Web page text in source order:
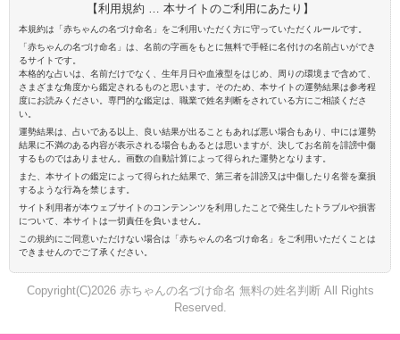
【利用規約 … 本サイトのご利用にあたり】
本規約は「赤ちゃんの名づけ命名」をご利用いただく方に守っていただくルールです。
「赤ちゃんの名づけ命名」は、名前の字画をもとに無料で手軽に名付けの名前占いができ
るサイトです。
本格的な占いは、名前だけでなく、生年月日や血液型をはじめ、周りの環境まで含めて、
さまざまな角度から鑑定されるものと思います。そのため、本サイトの運勢結果は参考程
度にお読みください。専門的な鑑定は、職業で姓名判断をされている方にご相談くださ
い。
運勢結果は、占いである以上、良い結果が出ることもあれば悪い場合もあり、中には運勢
結果に不満のある内容が表示される場合もあるとは思いますが、決してお名前を誹謗中傷
するものではありません。画数の自動計算によって得られた運勢となります。
また、本サイトの鑑定によって得られた結果で、第三者を誹謗又は中傷したり名誉を棄損
するような行為を禁じます。
サイト利用者が本ウェブサイトのコンテンンツを利用したことで発生したトラブルや損害
について、本サイトは一切責任を負いません。
この規約にご同意いただけない場合は「赤ちゃんの名づけ命名」をご利用いただくことは
できませんのでご了承ください。
Copyright(C)2026 赤ちゃんの名づけ命名 無料の姓名判断 All Rights
Reserved.